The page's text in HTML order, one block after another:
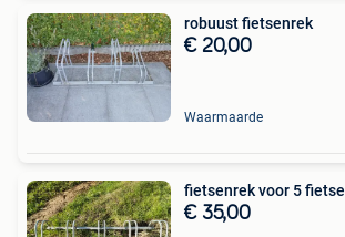
robuust fietsenrek
€ 20,00
Waarmaarde
fietsenrek voor 5
€ 35,00